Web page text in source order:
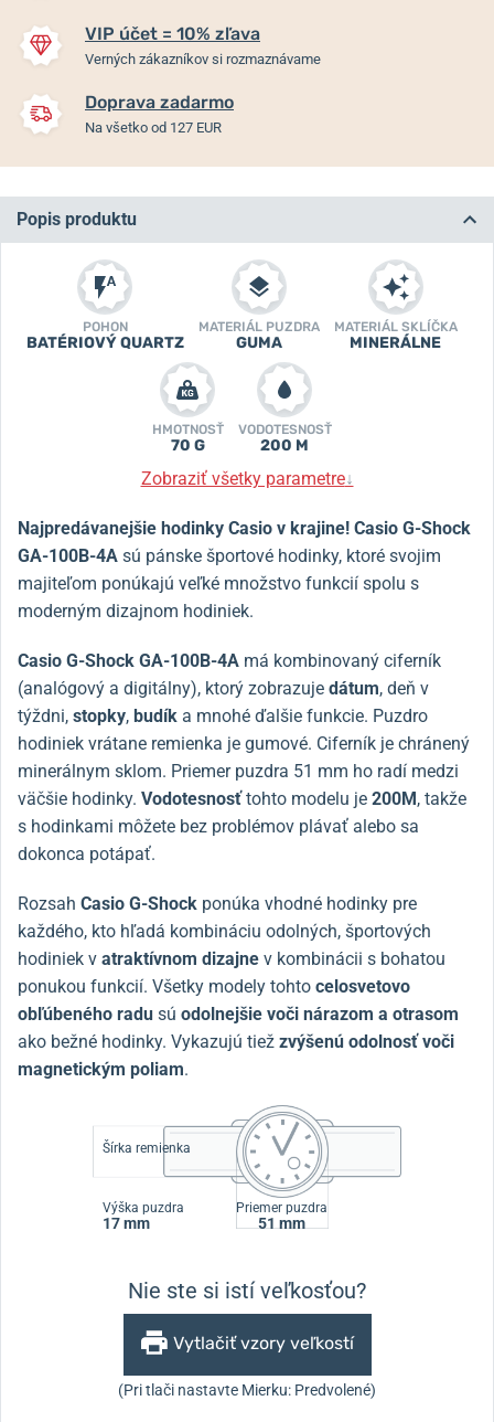
VIP účet = 10% zľava
Verných zákazníkov si rozmaznávame
Doprava zadarmo
Na všetko od 127 EUR
Popis produktu
POHON
BATÉRIOVÝ QUARTZ
MATERIÁL PUZDRA
GUMA
MATERIÁL SKLÍČKA
MINERÁLNE
HMOTNOSŤ
70 G
VODOTESNOSŤ
200 M
Zobraziť všetky parametre↓
Najpredávanejšie hodinky Casio v krajine! Casio G-Shock
GA-100B-4A sú pánske športové hodinky, ktoré svojim
majiteľom ponúkajú veľké množstvo funkcií spolu s
moderným dizajnom hodiniek.
Casio G-Shock GA-100B-4A má kombinovaný ciferník
(analógový a digitálny), ktorý zobrazuje dátum, deň v
týždni, stopky, budík a mnohé ďalšie funkcie. Puzdro
hodiniek vrátane remienka je gumové. Ciferník je chránený
minerálnym sklom. Priemer puzdra 51 mm ho radí medzi
väčšie hodinky. Vodotesnosťtohto modelu je 200M, takže
s hodinkami môžete bez problémov plávať alebo sa
dokonca potápať.
Rozsah Casio G-Shock ponúka vhodné hodinky pre
každého, kto hľadá kombináciu odolných, športových
hodiniek v atraktívnom dizajne v kombinácii s bohatou
ponukou funkcií. Všetky modely tohto celosvetovo
obľúbeného radu sú odolnejšie voči nárazom a otrasom
ako bežné hodinky. Vykazujú tiež zvýšenú odolnosť voči
magnetickým poliam.
Šírka remienka
Výška puzdra
17 mm
Priemer puzdra
51 mm
Nie ste si istí veľkosťou?
Vytlačiť vzory veľkostí
(Pri tlači nastavte Mierku: Predvolené)